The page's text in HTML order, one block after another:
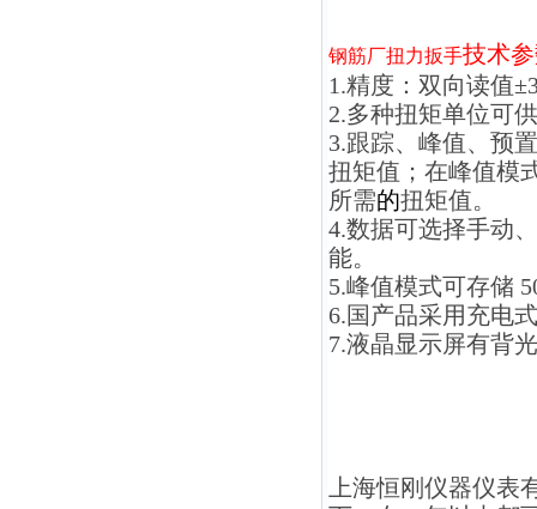
钢筋厂扭力扳手技术
1.精度：双向读值
2.多种扭矩单位可
3.跟踪、峰值、预
扭矩值；在峰值模
所需的扭矩值。
4.数据可选择手动
能。
5.峰值模式可存储
6.国产品采用充电
7.液晶显示屏有背
上海恒刚仪器仪